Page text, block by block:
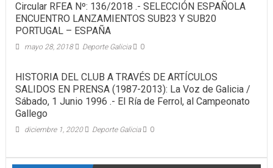
Circular RFEA Nº: 136/2018 .- SELECCIÓN ESPAÑOLA
ENCUENTRO LANZAMIENTOS SUB23 Y SUB20
PORTUGAL – ESPAÑA
mayo 28, 2018 Deporte Galicia 0
HISTORIA DEL CLUB A TRAVÉS DE ARTÍCULOS
SALIDOS EN PRENSA (1987-2013): La Voz de Galicia /
Sábado, 1 Junio 1996 .- El Ría de Ferrol, al Campeonato
Gallego
diciembre 1, 2020 Deporte Galicia 0